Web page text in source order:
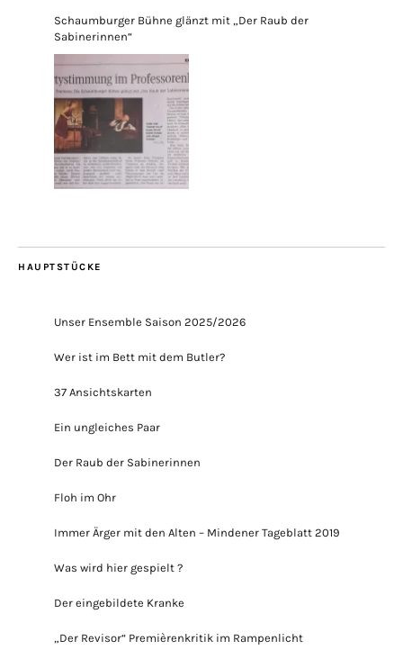
Schaumburger Bühne glänzt mit „Der Raub der
Sabinerinnen“
HAUPTSTÜCKE
Unser Ensemble Saison 2025/2026
Wer ist im Bett mit dem Butler?
37 Ansichtskarten
Ein ungleiches Paar
Der Raub der Sabinerinnen
Floh im Ohr
Immer Ärger mit den Alten – Mindener Tageblatt 2019
Was wird hier gespielt ?
Der eingebildete Kranke
„Der Revisor“ Premièrenkritik im Rampenlicht